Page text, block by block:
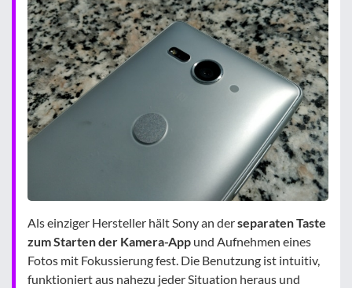
Als einziger Hersteller hält Sony an derseparaten Taste
zum Starten der Kamera-App und Aufnehmen eines
Fotos mit Fokussierung fest. Die Benutzung ist intuitiv,
funktioniert aus nahezu jeder Situation heraus und